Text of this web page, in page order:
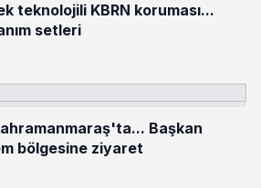
teknolojili KBRN koruması...
setleri
Başkan
bölgesine ziyaret